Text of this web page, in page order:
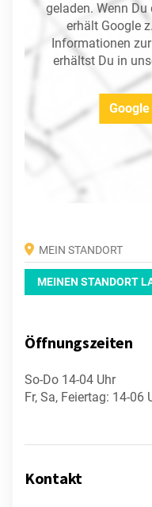
geladen. Wenn
erhält Google
Informationen
erhältst Du in
MEINEN STANDORT
Öffnungszeiten
So-Do 14-04 Uhr
Fr, Sa, Feiertag: 14-06
Kontakt